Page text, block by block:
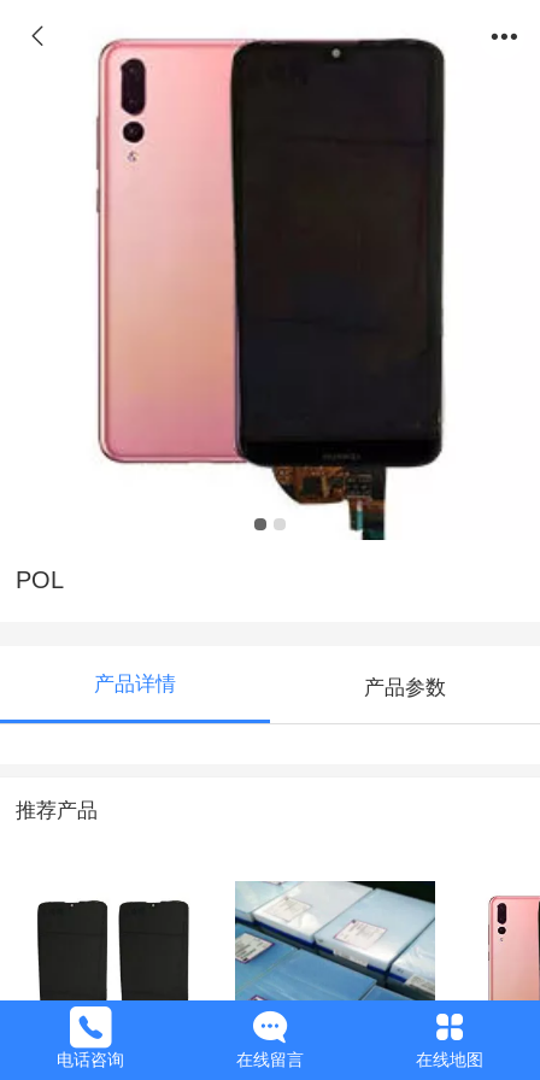
POL
产品详情 产品参数
推荐产品
OCA POL
电话咨询 在线留言 在线地图